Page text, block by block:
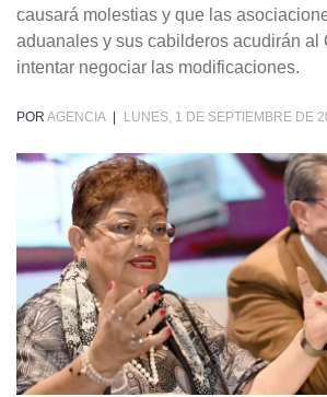
causará molestias y que las
aduanales y sus cabilderos acudirán al
intentar negociar las modificaciones.
POR AGENCIA LUNES, 1 DE SEPTIEMBRE DE